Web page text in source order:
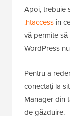
Apoi, trebuie
.htaccessîn
vă permite
WordPress
Pentru a
conectați la
Manager din
de găzduire.